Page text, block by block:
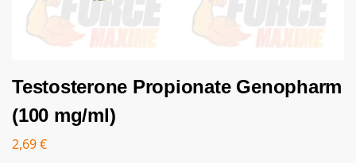
Testosterone Propionate Genopharm
(100 mg/ml)
2,69€